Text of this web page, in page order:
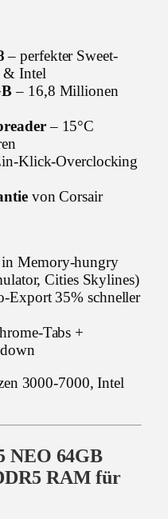
– perfekter Sweet-
& Intel
– 16,8 Millionen
– 15°C
Klick-Overclocking
von Corsair
Memory-hungry
Cities Skylines)
Export 35% schneller
Tabs +
3000-7000, Intel
NEO 64GB
RAM für